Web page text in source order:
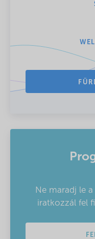
Ne maradj le
iratkozzál fel